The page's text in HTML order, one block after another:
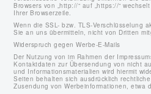
Browsers von „http://“ auf „https://“
Ihrer Browserzeile.
Wenn die SSL- bzw. TLS-Verschlüsselung
Sie an uns übermitteln, nicht von Dritten
Widerspruch gegen Werbe-E-Mails
Der Nutzung von im Rahmen der
Kontaktdaten zur Übersendung von nicht
und Informationsmaterialien wird hiermit
Seiten behalten sich ausdrücklich
Zusendung von Werbeinformationen, etwa